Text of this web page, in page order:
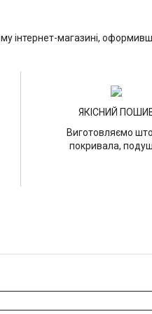
інтернет-магазині,
ЯКІСНИЙ
Виготовляємо
покривала,